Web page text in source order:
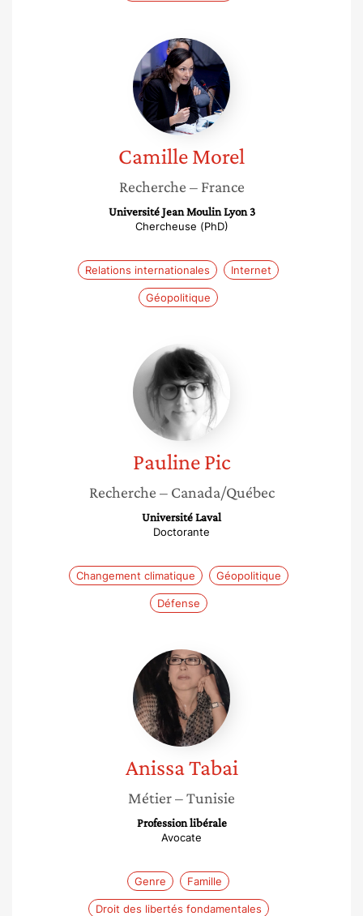
Camille
Morel
CamilleMorel
Recherche – France
Université Jean Moulin Lyon 3
Chercheuse (PhD)
Relations internationales Internet
Géopolitique
Pauline
Pic
Pauline Pic
Recherche – Canada/Québec
Université Laval
Doctorante
Changement climatique Géopolitique
Défense
Anissa
Tabai
AnissaTabai
Métier– Tunisie
Profession libérale
Avocate
Genre Famille
Droit des libertés fondamentales